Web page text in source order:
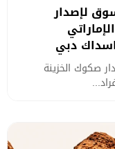
لإصدار
دبي
صكوك الخزينة